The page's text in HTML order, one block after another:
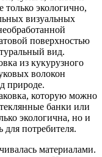
экологично,
визуальных
поверхностью
вид.
из кукурузного
волокон
природе.
которую можно
банки или
экологична, но и
для потребителя.
материалами.